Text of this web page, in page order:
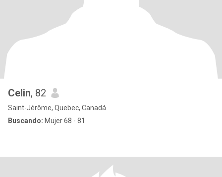
Celin, 82
Saint-Jérôme, Quebec, Canadá
Buscando: Mujer 68 - 81